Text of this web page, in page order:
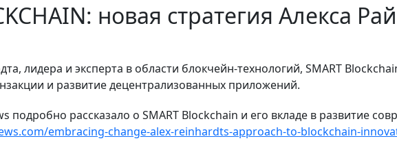
новая стратегия Алекса
лидера и эксперта в области блокчейн-технологий, SMART
и развитие децентрализованных приложений.
подробно рассказало о SMART Blockchain и его вкладе в развитие
embracing-change-alex-reinhardts-approach-to-blockchain-